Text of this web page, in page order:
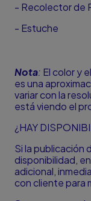
- Recolector de
- Estuche
Nota: El color y
es una
variar con la
está viendo el
¿HAY
Si la
disponibilidad,
adicional,
con cliente para